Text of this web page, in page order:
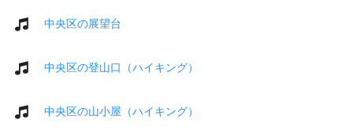
中央区の展望台
中央区の登山口（ハイキング）
中央区の山小屋（ハイキング）